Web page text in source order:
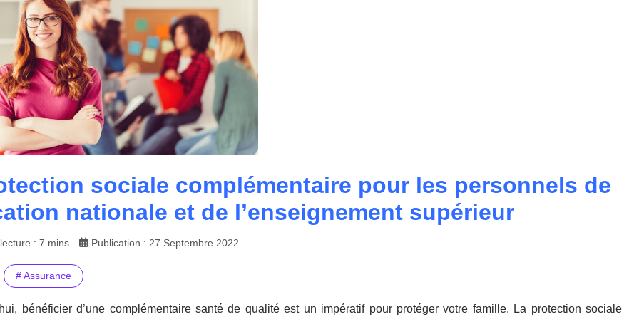
sociale complémentaire pour les personnels de
nationale et de l’enseignement supérieur
: 7 mins Publication : 27 Septembre 2022
# Assurance
bénéficier d’une complémentaire santé de qualité est un impératif pour protéger votre famille. La protection sociale